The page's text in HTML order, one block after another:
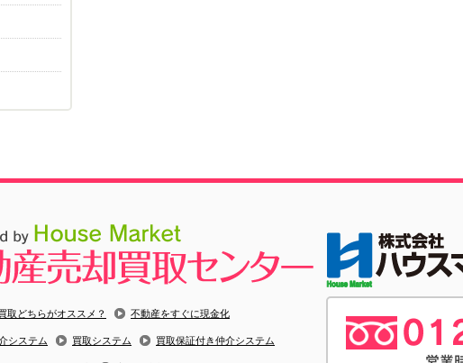
取どちらがオススメ？ 不動産をすぐに現金化
システム 買取システム 買取保証付き仲介システム